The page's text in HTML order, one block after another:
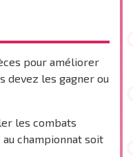
pour améliorer
devez les gagner ou
les combats
championnat soit